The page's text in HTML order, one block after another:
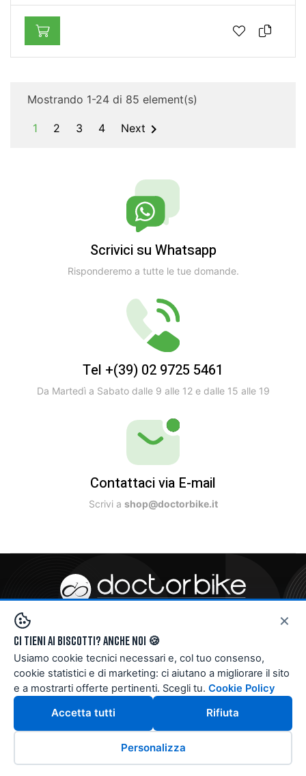
Mostrando 1-24 di 85 element(s)
1 2 3 4 Next 
Scrivici su Whatsapp
Risponderemo a tutte le tue domande.
Tel +(39) 02 9725 5461
Da Martedì a Sabato dalle 9 alle 12 e dalle 15 alle 19
Contattaci via E-mail
Scrivi a shop@doctorbike.it
Doctorbike® S.r.l.
+39 0297255461- shop@doctorbike.it
Assistenza telefonica
Da Martedì a Sabato dalle 9 alle 12 e dalle 15 alle 19
P.Iva 12143730963
×
Ci tieni ai biscotti? Anche noi 🍪
Usiamo cookie tecnici necessari e, col tuo consenso,
cookie statistici e di marketing: ci aiutano a migliorare il sito
e a mostrarti offerte pertinenti. Scegli tu. Cookie Policy
Accetta tutti Rifiuta
Personalizza